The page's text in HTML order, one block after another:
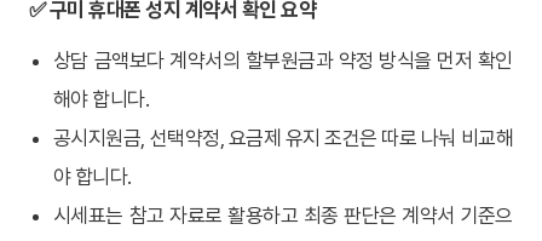
✅ 구미 휴대폰 성지 계약서 확인 요약
상담 금액보다 계약서의 할부원금과 약정 방식을 먼저 확인
해야 합니다.
공시지원금, 선택약정, 요금제 유지 조건은 따로 나눠 비교해
야 합니다.
시세표는 참고 자료로 활용하고 최종 판단은 계약서 기준으